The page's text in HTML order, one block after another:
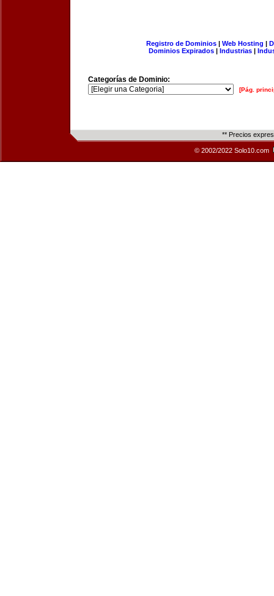
Registro de Dominios| Web Hosting |
Dominios Expirados | Industrias |
Categorías de Dominio:
[Pág.
** Precios
© 2002/2022 Solo10.com